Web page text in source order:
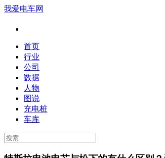
我爱电车网
首页
行业
公司
数据
人物
图说
充电桩
车库